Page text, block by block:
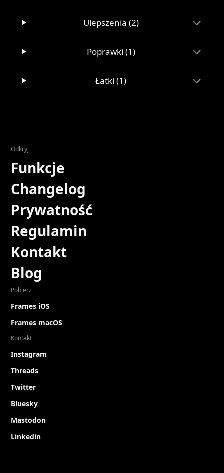
Ulepszenia (2)
Poprawki (1)
Łatki (1)
Odkryj
Funkcje
Changelog
Prywatność
Regulamin
Kontakt
Blog
Pobierz
Frames iOS
Frames macOS
Kontakt
Instagram
Threads
Twitter
Bluesky
Mastodon
Linkedin